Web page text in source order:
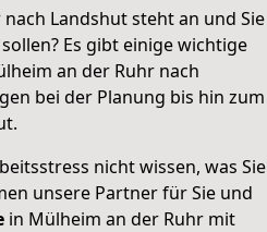
Landshut steht an und Sie
Es gibt einige wichtige
an der Ruhr nach
bei der Planung bis hin zum
nicht wissen, was Sie
unsere Partner für Sie und
in Mülheim an der Ruhr mit